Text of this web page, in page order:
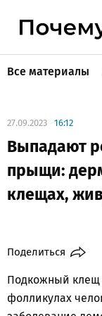
Все материалы
27.09.2023 16:12
Выпадают
прыщи:
клещах,
Поделиться
Подкожный клещ
фолликулах